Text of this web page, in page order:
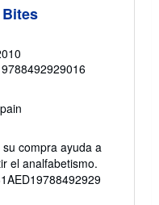
compra ayuda a
el analfabetismo.